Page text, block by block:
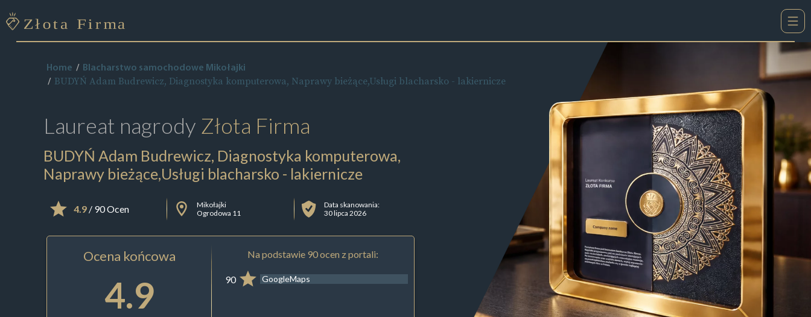
Home Blacharstwo samochodowe Mikołajki
BUDYŃ Adam Budrewicz, Diagnostyka komputerowa, Naprawy bieżące,Usługi blacharsko - lakiernicze
Laureat nagrody Złota Firma
BUDYŃ Adam Budrewicz, Diagnostyka komputerowa,
Naprawy bieżące,Usługi blacharsko - lakiernicze
4.9/ 90 Ocen
Mikołajki
Ogrodowa 11
Data skanowania:
30 lipca 2026
Ocena końcowa
4.9
Na podstawie 90 ocen z portali:
90 GoogleMaps